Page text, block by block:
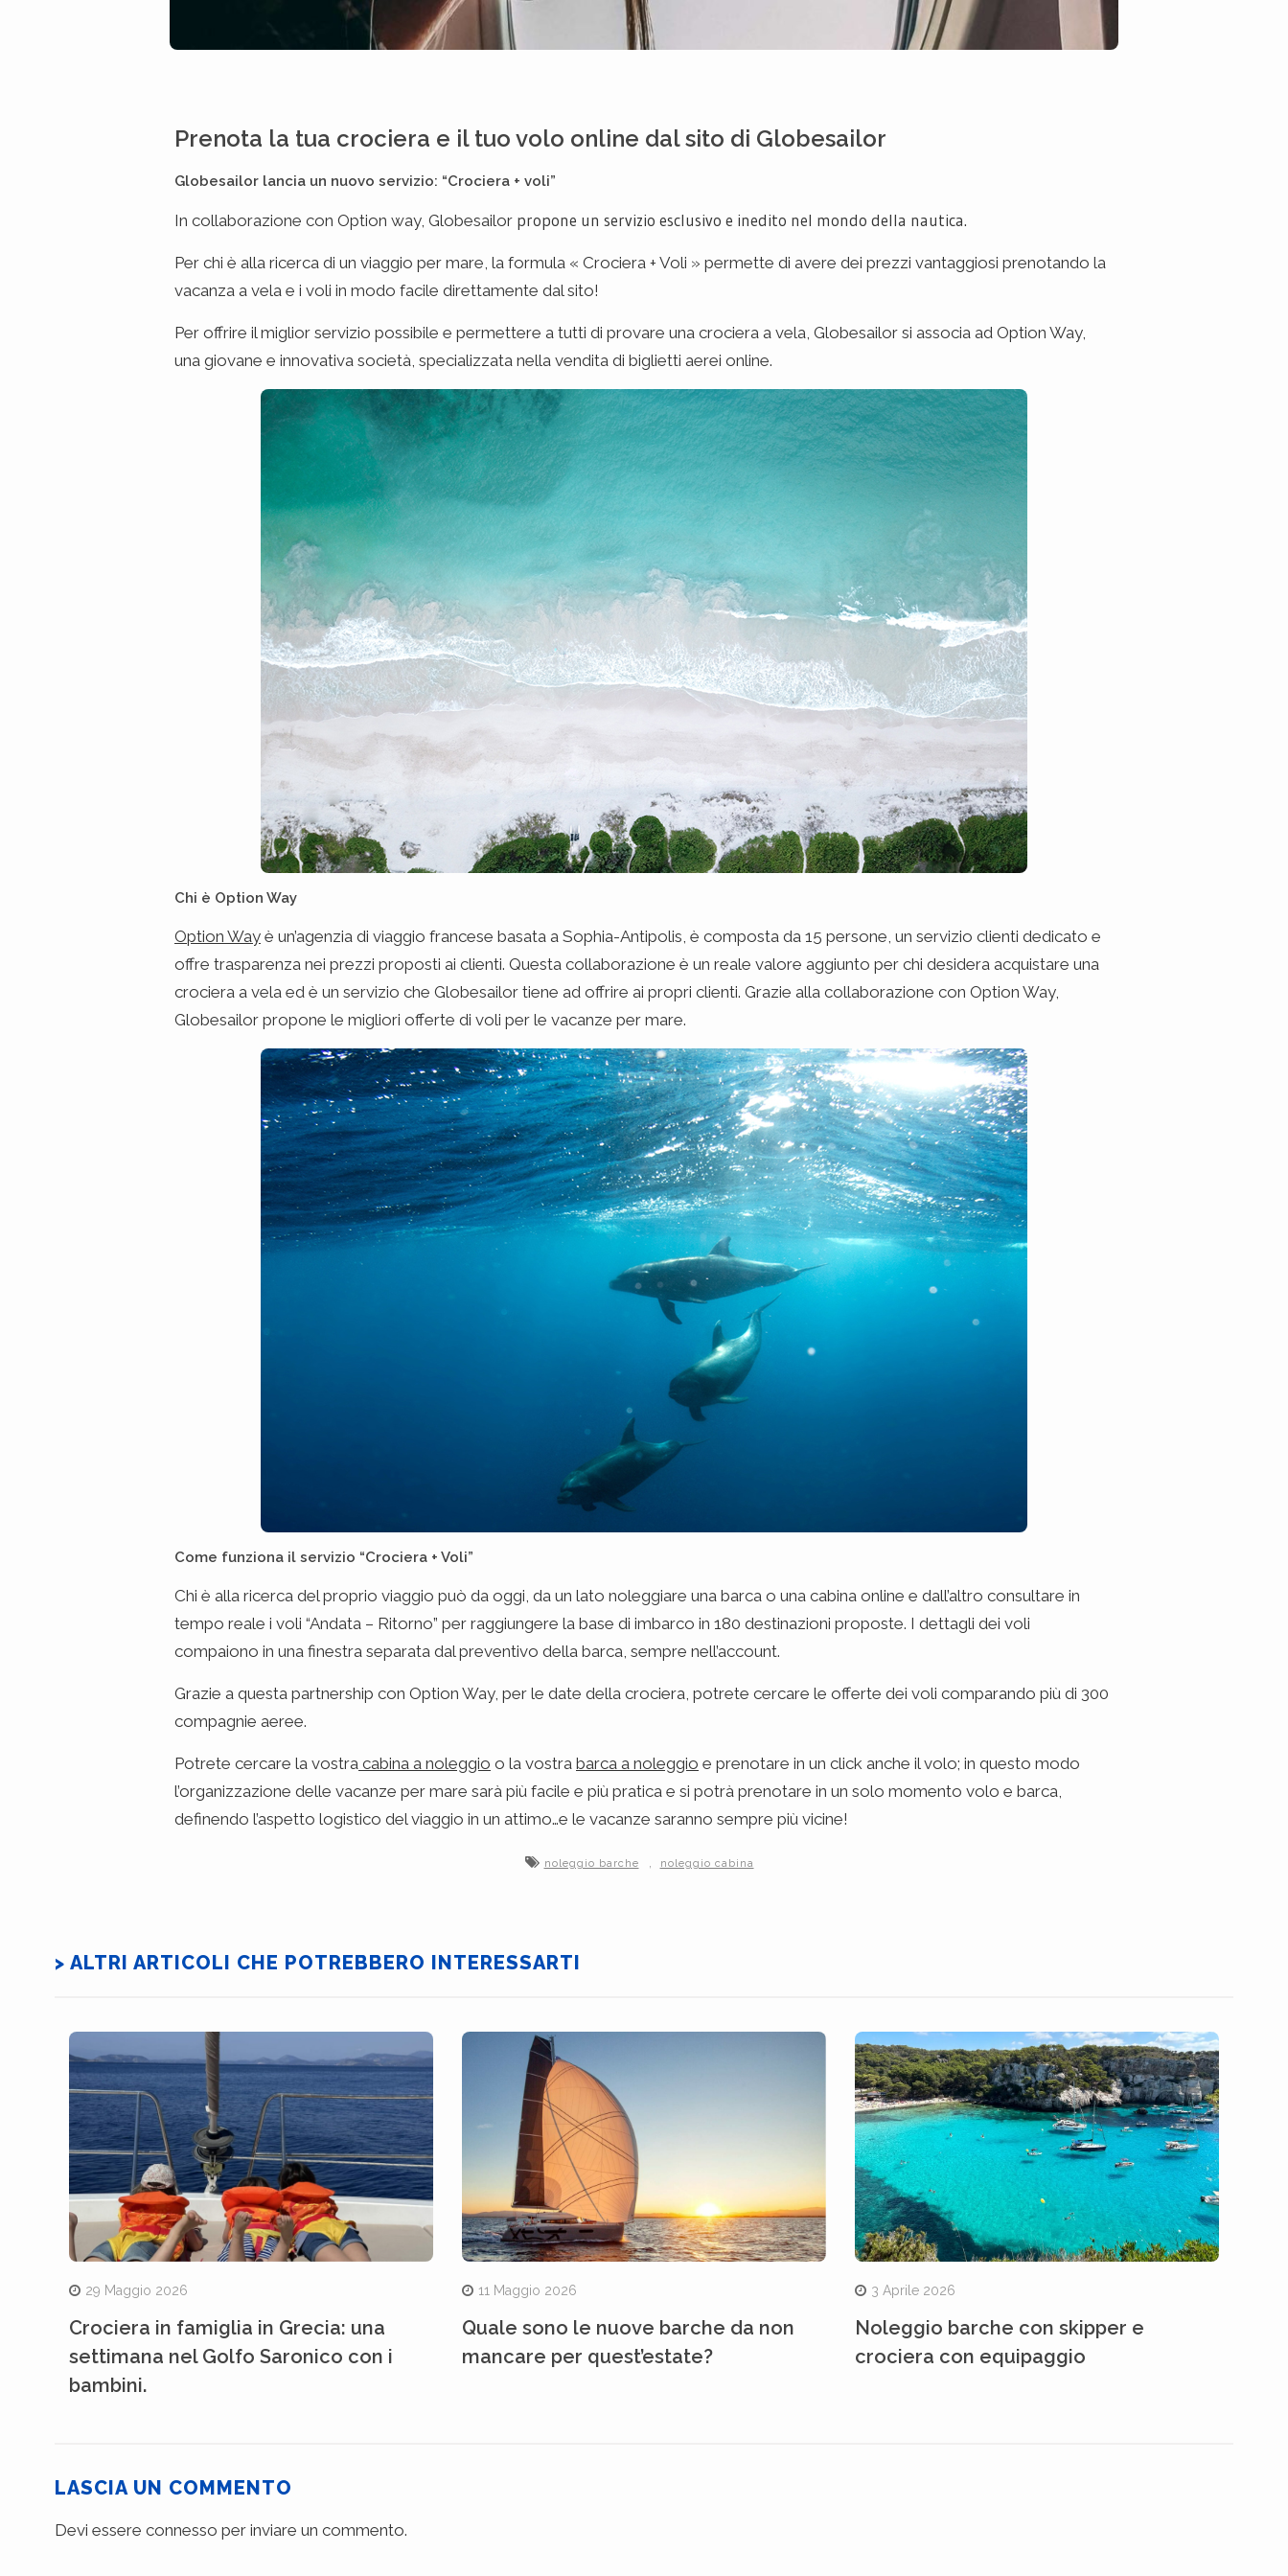
Prenota la tua crociera e il tuo volo online dal sito di Globesailor
Globesailor lancia un nuovo servizio: “Crociera + voli”
In collaborazione con Option way, Globesailor propone un servizio esclusivo e inedito nel mondo della nautica.
Per chi è alla ricerca di un viaggio per mare, la formula « Crociera + Voli » permette di avere dei prezzi vantaggiosi prenotando la
vacanza a vela e i voli in modo facile direttamente dal sito!
Per offrire il miglior servizio possibile e permettere a tutti di provare una crociera a vela, Globesailor si associa ad Option Way,
una giovane e innovativa società, specializzata nella vendita di biglietti aerei online.
Chi è Option Way
Option Way è un’agenzia di viaggio francese basata a Sophia-Antipolis, è composta da 15 persone, un servizio clienti dedicato e
offre trasparenza nei prezzi proposti ai clienti. Questa collaborazione è un reale valore aggiunto per chi desidera acquistare una
crociera a vela ed è un servizio che Globesailor tiene ad offrire ai propri clienti. Grazie alla collaborazione con Option Way,
Globesailor propone le migliori offerte di voli per le vacanze per mare.
Come funziona il servizio “Crociera + Voli”
Chi è alla ricerca del proprio viaggio può da oggi, da un lato noleggiare una barca o una cabina online e dall’altro consultare in
tempo reale i voli “Andata – Ritorno” per raggiungere la base di imbarco in 180 destinazioni proposte. I dettagli dei voli
compaiono in una finestra separata dal preventivo della barca, sempre nell’account.
Grazie a questa partnership con Option Way, per le date della crociera, potrete cercare le offerte dei voli comparando più di 300
compagnie aeree.
Potrete cercare la vostra cabina a noleggio o la vostra barca a noleggio e prenotare in un click anche il volo; in questo modo
l’organizzazione delle vacanze per mare sarà più facile e più pratica e si potrà prenotare in un solo momento volo e barca,
definendo l’aspetto logistico del viaggio in un attimo…e le vacanze saranno sempre più vicine!
noleggio barche noleggio cabina
> ALTRI ARTICOLI CHE POTREBBERO INTERESSARTI
29 Maggio 2026
Crociera in famiglia in Grecia: una
settimana nel Golfo Saronico con i
bambini.
11 Maggio 2026
Quale sono le nuove barche da non
mancare per quest’estate?
3 Aprile 2026
Noleggio barche con skipper e
crociera con equipaggio
LASCIA UN COMMENTO
Devi essere connesso per inviare un commento.